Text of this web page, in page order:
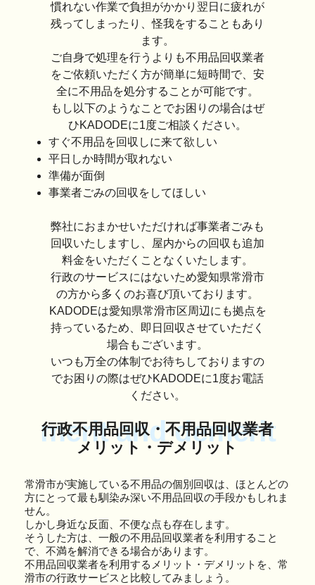
慣れない作業で負担がかかり翌日に疲れが
残ってしまったり、怪我をすることもあり
ます。
ご自身で処理を行うよりも不用品回収業者
をご依頼いただく方が簡単に短時間で、安
全に不用品を処分することが可能です。
もし以下のようなことでお困りの場合はぜ
ひKADODEに1度ご相談ください。
すぐ不用品を回収しに来て欲しい
平日しか時間が取れない
準備が面倒
事業者ごみの回収をしてほしい
弊社におまかせいただければ事業者ごみも
回収いたしますし、屋内からの回収も追加
料金をいただくことなくいたします。
行政のサービスにはないため愛知県常滑市
の方から多くのお喜び頂いております。
KADODEは愛知県常滑市区周辺にも拠点を
持っているため、即日回収させていただく
場合もございます。
いつも万全の体制でお待ちしておりますの
でお困りの際はぜひKADODEに1度お電話
ください。
merit and demerit
行政不用品回収・不用品回収業者
メリット・デメリット
常滑市が実施している不用品の個別回収は、ほとんどの
方にとって最も馴染み深い不用品回収の手段かもしれま
せん。
しかし身近な反面、不便な点も存在します。
そうした方は、一般の不用品回収業者を利用すること
で、不満を解消できる場合があります。
不用品回収業者を利用するメリット・デメリットを、常
滑市の行政サービスと比較してみましょう。